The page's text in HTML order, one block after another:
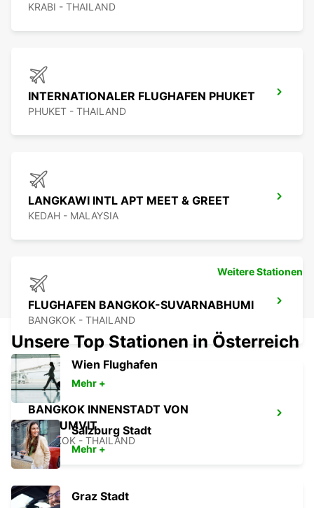
KRABI - THAILAND
INTERNATIONALER FLUGHAFEN PHUKET
PHUKET - THAILAND
LANGKAWI INTL APT MEET & GREET
KEDAH - MALAYSIA
FLUGHAFEN BANGKOK-SUVARNABHUMI
BANGKOK - THAILAND
BANGKOK INNENSTADT VON
SUKHUMVIT
BANGKOK - THAILAND
Weitere Stationen
Unsere Top Stationen in Österreich
Wien Flughafen
Mehr +
Salzburg Stadt
Mehr +
Graz Stadt